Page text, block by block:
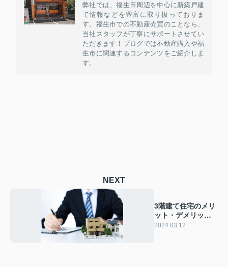
弊社では、福生市周辺を中心に新築戸建
て情報などを豊富に取り扱っておりま
す。福生市での不動産売買のことなら、
当社スタッフが丁寧にサポートさせてい
ただきます！ブログでは不動産購入や福
生市に関連するコンテンツをご紹介しま
す。
NEXT
3階建て住宅のメリ
ット・デメリット
は？購入時に知っ
2024.03.12